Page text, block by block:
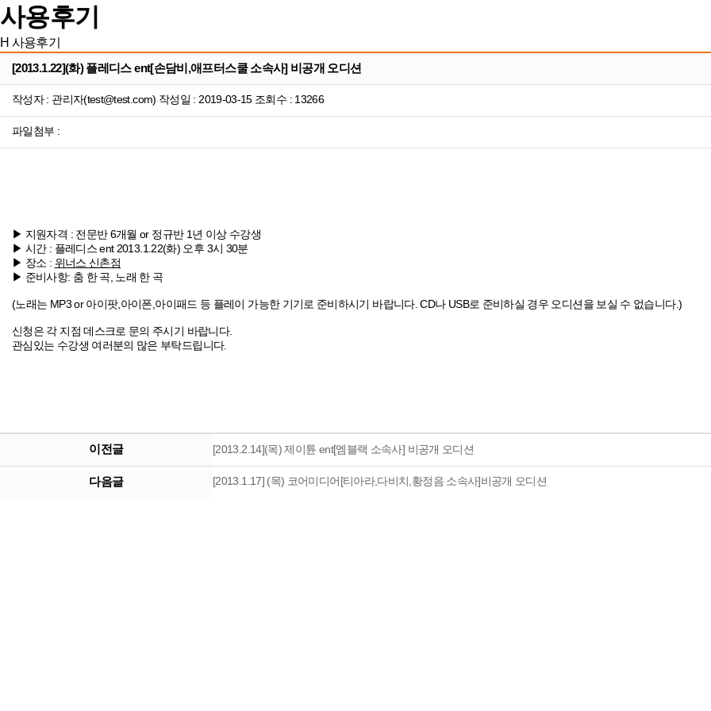
사용후기
H 사용후기
[2013.1.22](화) 플레디스 ent[손담비,애프터스쿨 소속사] 비공개 오디션
작성자 : 관리자(test@test.com) 작성일 : 2019-03-15 조회수 : 13266
파일첨부 :
▶ 지원자격 : 전문반 6개월 or 정규반 1년 이상 수강생
▶ 시간 : 플레디스 ent 2013.1.22(화) 오후 3시 30분
▶ 장소 : 위너스 신촌점
▶ 준비사항: 춤 한 곡, 노래 한 곡
(노래는 MP3 or 아이팟,아이폰,아이패드 등 플레이 가능한 기기로 준비하시기 바랍니다. CD나 USB로 준비하실 경우 오디션을 보실 수 없습니다.)
신청은 각 지점 데스크로 문의 주시기 바랍니다.
관심있는 수강생 여러분의 많은 부탁드립니다.
이전글 [2013.2.14](목) 제이튠 ent[엠블랙 소속사] 비공개 오디션
다음글 [2013.1.17] (목) 코어미디어[티아라,다비치,황정음 소속사]비공개 오디션